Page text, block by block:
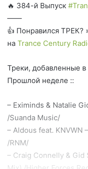
🔥 384-й Выпуск
——
👍 Понравился ТРЕК?
на Trance Century
Треки, добавленные
Прошлой неделе ::
– Eximinds & Natalie
/Suanda Music/
– Aldous feat. KNVWN
/RNM/
– Craig Connelly & Gid